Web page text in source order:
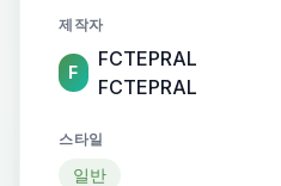
제작자
F
FCTEPRAL
FCTEPRAL
스타일
일반